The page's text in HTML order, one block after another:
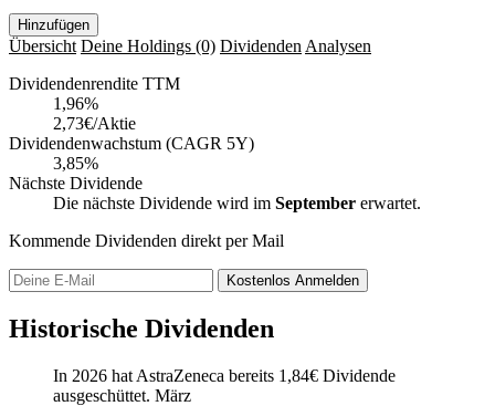
Hinzufügen
Übersicht Deine Holdings (0) Dividenden Analysen
Dividendenrendite TTM
1,96%
2,73€/Aktie
Dividendenwachstum (CAGR 5Y)
3,85%
Nächste Dividende
Die nächste Dividende wird im September erwartet.
Kommende Dividenden direkt per Mail
Kostenlos Anmelden
Historische Dividenden
In 2026 hat AstraZeneca bereits 1,84€ Dividende
ausgeschüttet. März